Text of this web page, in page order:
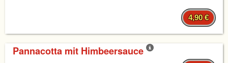
4,90 €
Pannacotta mit Himbeersauce